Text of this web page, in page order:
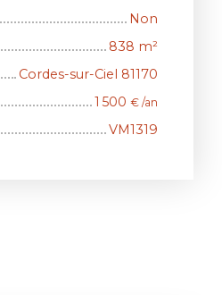
Non
838 m²
Cordes-sur-Ciel 81170
1 500 € /an
VM1319